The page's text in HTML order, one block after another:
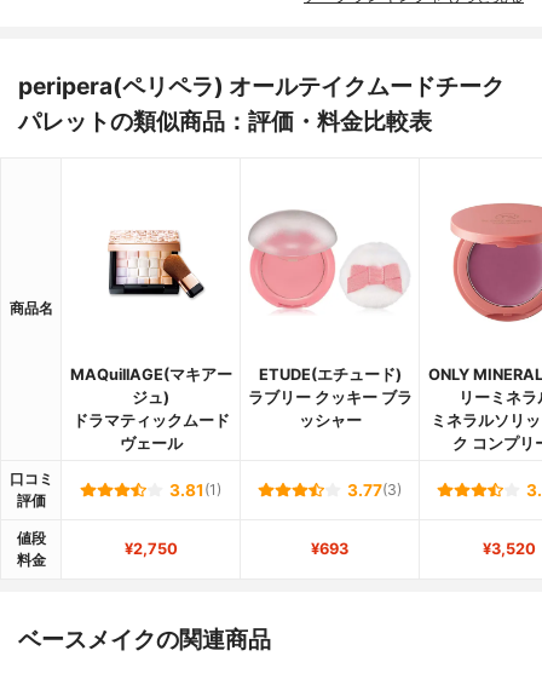
peripera(ペリペラ) オールテイクムード​チーク
パレットの類似商品：評価・料金比較表
商品名
MAQuillAGE(マキアー
ジュ)
ドラマティックムード
ヴェール
ETUDE(エチュード)
ラブリー クッキー ブラ
ッシャー
ONLY
リーミネラ
ミネラルソリ
ク コンプリ
口コミ
評価
3.81 (1) 3.77(3)
値段
料金
¥2,750 ¥693 ¥3,520
ベースメイクの関連商品